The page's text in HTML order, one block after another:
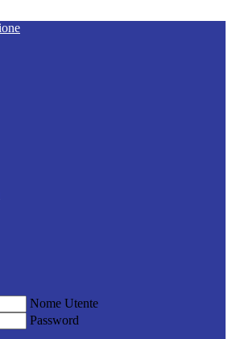
Nome Utente
Password